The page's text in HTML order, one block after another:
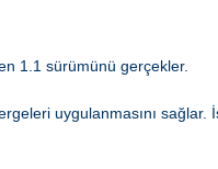
1.1 sürümünü gerçekler.
uygulanmasını sağlar.